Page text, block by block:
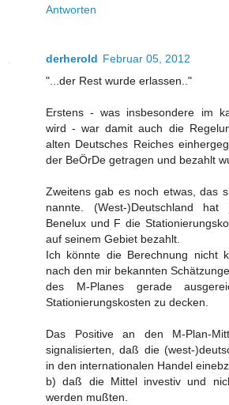
Antworten
derherold Februar 05, 2012
"...der Rest wurde erlassen.."
Erstens - was insbesondere im
wird - war damit auch die
alten Deutsches Reiches
der BeÖrDe getragen und bezahlt
Zweitens gab es noch etwas, das
nannte. (West-)Deutschland
Benelux und F die
auf seinem Gebiet bezahlt.
Ich könnte die Berechnung nicht
nach den mir bekannten
des M-Planes gerade
Stationierungskosten zu decken.
Das Positive an den M-Plan-
signalisierten, daß die (west-
in den internationalen Handel
b) daß die Mittel investiv und
werden mußten.